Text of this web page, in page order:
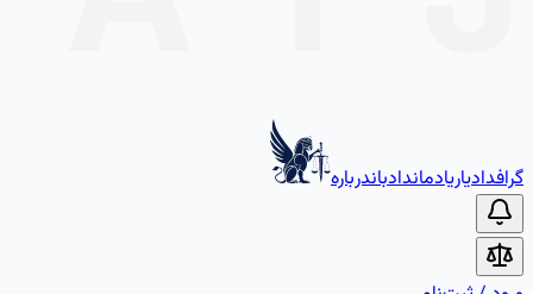
گرافدادیاریادماندادباندرباره